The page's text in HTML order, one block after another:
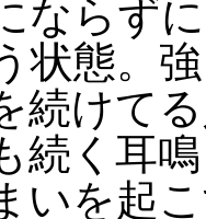
ならず
状態。
続けて
続く耳
いを起